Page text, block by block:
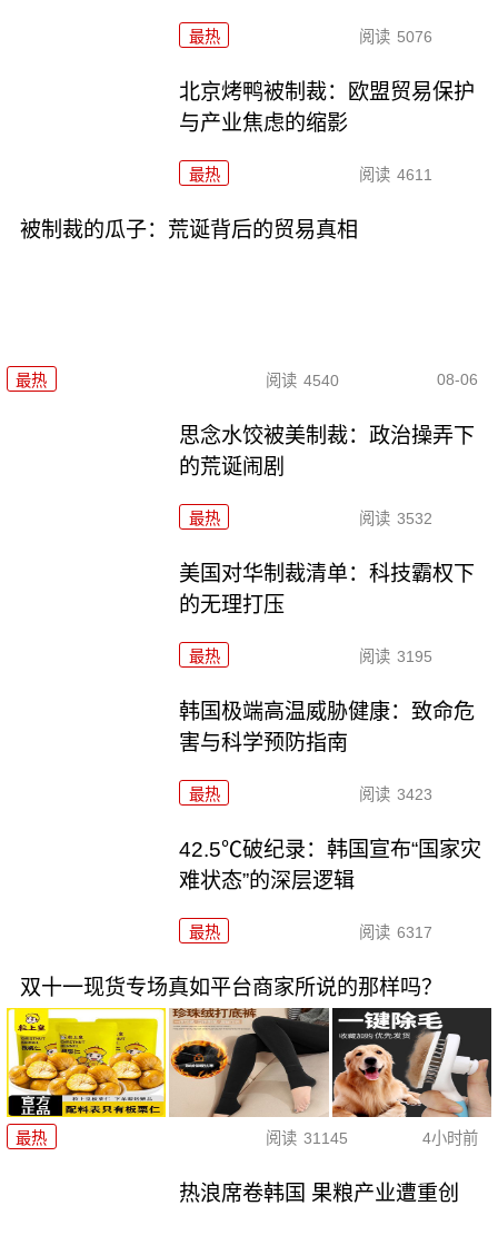
最热 阅读 5076
北京烤鸭被制裁：欧盟贸易保护
与产业焦虑的缩影
最热 阅读 4611
被制裁的瓜子：荒诞背后的贸易真相
最热 阅读 4540 08-06
思念水饺被美制裁：政治操弄下
的荒诞闹剧
最热 阅读 3532
美国对华制裁清单：科技霸权下
的无理打压
最热 阅读 3195
韩国极端高温威胁健康：致命危
害与科学预防指南
最热 阅读 3423
42.5℃破纪录：韩国宣布“国家灾
难状态”的深层逻辑
最热 阅读 6317
双十一现货专场真如平台商家所说的那样吗？
最热 阅读 31145 4小时前
热浪席卷韩国 果粮产业遭重创